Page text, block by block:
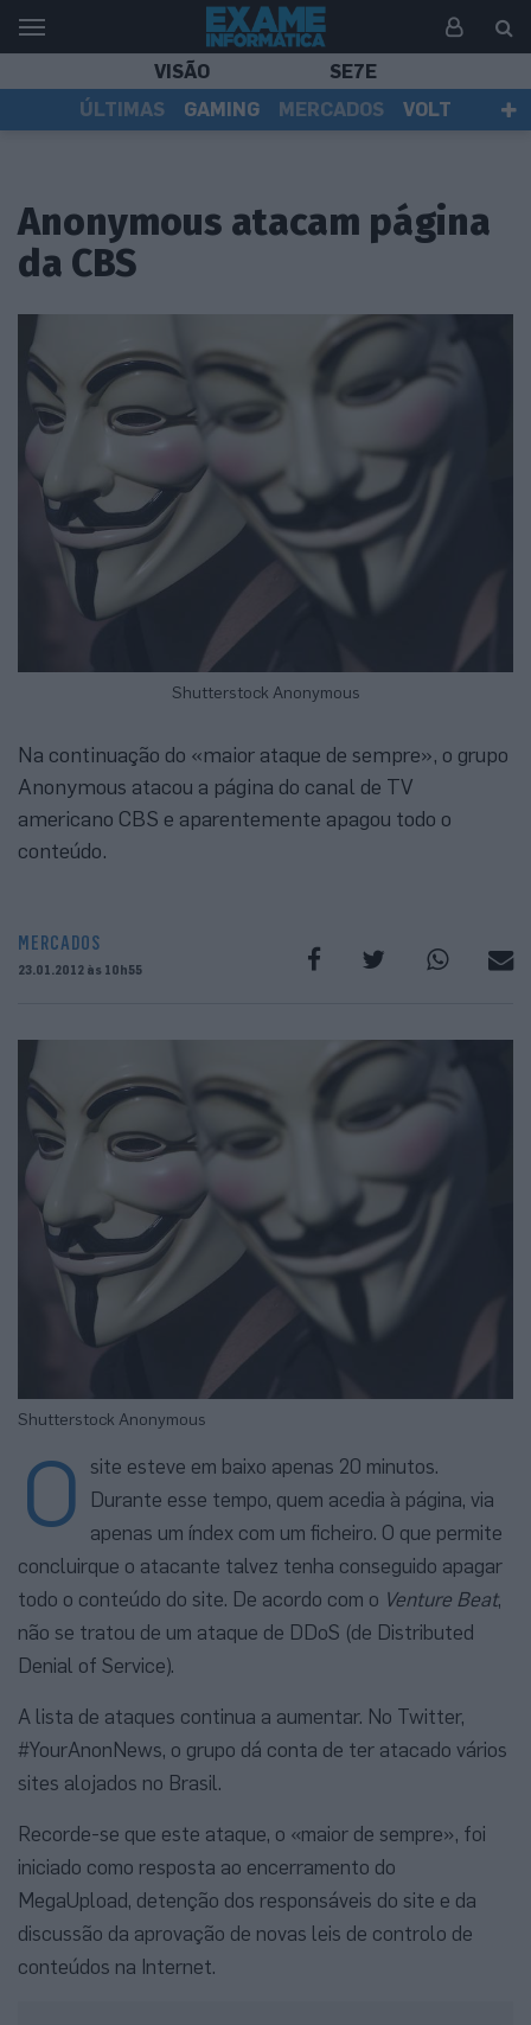
VISÃO
SE7E
ÚLTIMAS
GAMING MERCADOS
VOLT
Anonymous atacam página
da CBS
Shutterstock Anonymous
Na continuação do «maior ataque de sempre», o grupo
Anonymous atacou a página do canal de TV
americano CBS e aparentemente apagou todo o
conteúdo.
MERCADOS
23.01.2012 às 10h55
Shutterstock Anonymous
O
site esteve em baixo apenas 20 minutos.
Durante esse tempo, quem acedia à página, via
apenas um índex com um ficheiro. O que permite
concluirque o atacante talvez tenha conseguido apagar
todo o conteúdo do site. De acordo com o Venture Beat,
não se tratou de um ataque de DDoS (de Distributed
Denial of Service).
A lista de ataques continua a aumentar. No Twitter,
#YourAnonNews, o grupo dá conta de ter atacado vários
sites alojados no Brasil.
Recorde-se que este ataque, o «maior de sempre», foi
iniciado como resposta ao encerramento do
MegaUpload, detenção dos responsáveis do site e da
discussão da aprovação de novas leis de controlo de
conteúdos na Internet.